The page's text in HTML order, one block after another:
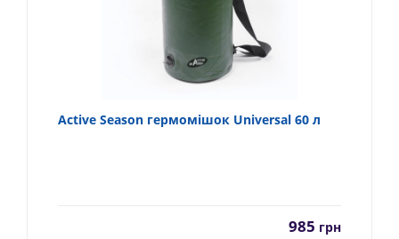
Active Season гермомішок Universal 60 л
985 грн